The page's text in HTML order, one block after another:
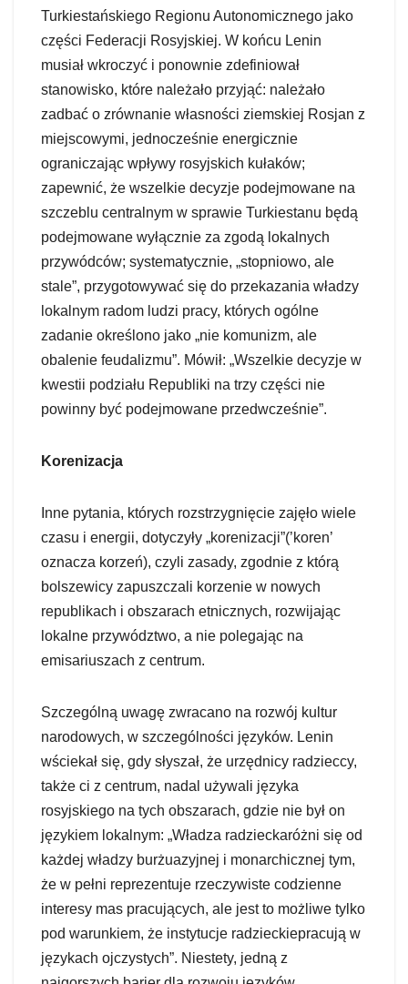
Turkiestańskiego Regionu Autonomicznego jako
części Federacji Rosyjskiej. W końcu Lenin
musiał wkroczyć i ponownie zdefiniował
stanowisko, które należało przyjąć: należało
zadbać o zrównanie własności ziemskiej Rosjan z
miejscowymi, jednocześnie energicznie
ograniczając wpływy rosyjskich kułaków;
zapewnić, że wszelkie decyzje podejmowane na
szczeblu centralnym w sprawie Turkiestanu będą
podejmowane wyłącznie za zgodą lokalnych
przywódców; systematycznie, „stopniowo, ale
stale”, przygotowywać się do przekazania władzy
lokalnym radom ludzi pracy, których ogólne
zadanie określono jako „nie komunizm, ale
obalenie feudalizmu”. Mówił: „Wszelkie decyzje w
kwestii podziału Republiki na trzy części nie
powinny być podejmowane przedwcześnie”.
Korenizacja
Inne pytania, których rozstrzygnięcie zajęło wiele
czasu i energii, dotyczyły „korenizacji”(’koren’
oznacza korzeń), czyli zasady, zgodnie z którą
bolszewicy zapuszczali korzenie w nowych
republikach i obszarach etnicznych, rozwijając
lokalne przywództwo, a nie polegając na
emisariuszach z centrum.
Szczególną uwagę zwracano na rozwój kultur
narodowych, w szczególności języków. Lenin
wściekał się, gdy słyszał, że urzędnicy radzieccy,
także ci z centrum, nadal używali języka
rosyjskiego na tych obszarach, gdzie nie był on
językiem lokalnym: „Władza radzieckaróżni się od
każdej władzy burżuazyjnej i monarchicznej tym,
że w pełni reprezentuje rzeczywiste codzienne
interesy mas pracujących, ale jest to możliwe tylko
pod warunkiem, że instytucje radzieckiepracują w
językach ojczystych”. Niestety, jedną z